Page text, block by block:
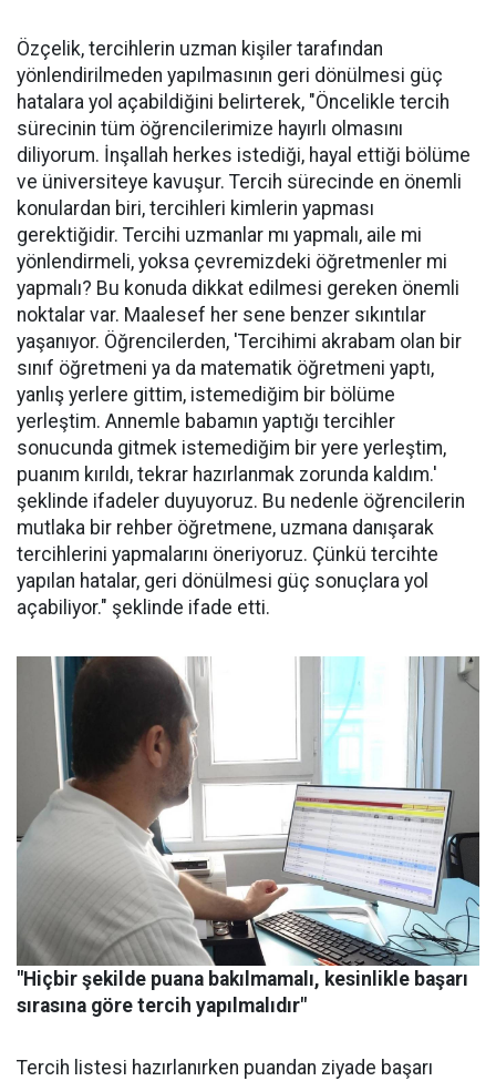
Özçelik, tercihlerin uzman kişiler tarafından
yönlendirilmeden yapılmasının geri dönülmesi güç
hatalara yol açabildiğini belirterek, "Öncelikle tercih
sürecinin tüm öğrencilerimize hayırlı olmasını
diliyorum. İnşallah herkes istediği, hayal ettiği bölüme
ve üniversiteye kavuşur. Tercih sürecinde en önemli
konulardan biri, tercihleri kimlerin yapması
gerektiğidir. Tercihi uzmanlar mı yapmalı, aile mi
yönlendirmeli, yoksa çevremizdeki öğretmenler mi
yapmalı? Bu konuda dikkat edilmesi gereken önemli
noktalar var. Maalesef her sene benzer sıkıntılar
yaşanıyor. Öğrencilerden, 'Tercihimi akrabam olan bir
sınıf öğretmeni ya da matematik öğretmeni yaptı,
yanlış yerlere gittim, istemediğim bir bölüme
yerleştim. Annemle babamın yaptığı tercihler
sonucunda gitmek istemediğim bir yere yerleştim,
puanım kırıldı, tekrar hazırlanmak zorunda kaldım.'
şeklinde ifadeler duyuyoruz. Bu nedenle öğrencilerin
mutlaka bir rehber öğretmene, uzmana danışarak
tercihlerini yapmalarını öneriyoruz. Çünkü tercihte
yapılan hatalar, geri dönülmesi güç sonuçlara yol
açabiliyor." şeklinde ifade etti.
"Hiçbir şekilde puana bakılmamalı, kesinlikle başarı
sırasına göre tercih yapılmalıdır"
Tercih listesi hazırlanırken puandan ziyade başarı